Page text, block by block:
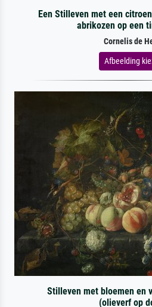
Een Stilleven met een
abrikozen op een
Cornelis de
Afbeelding
Stilleven met bloemen en
(olieverf op